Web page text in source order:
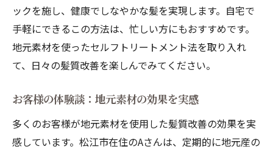
ックを施し、健康でしなやかな髪を実現します。自宅で
手軽にできるこの方法は、忙しい方にもおすすめです。
地元素材を使ったセルフトリートメント法を取り入れ
て、日々の髪質改善を楽しんでみてください。
お客様の体験談：地元素材の効果を実感
多くのお客様が地元素材を使用した髪質改善の効果を実
感しています。松江市在住のAさんは、定期的に地元産の